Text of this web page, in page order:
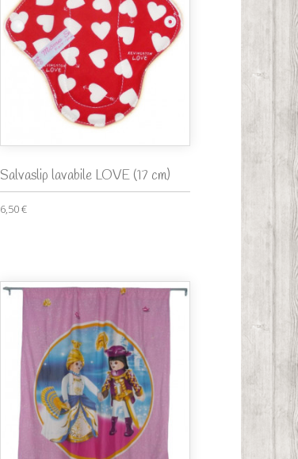
Salvaslip lavabile LOVE (17 cm)
6,50 €